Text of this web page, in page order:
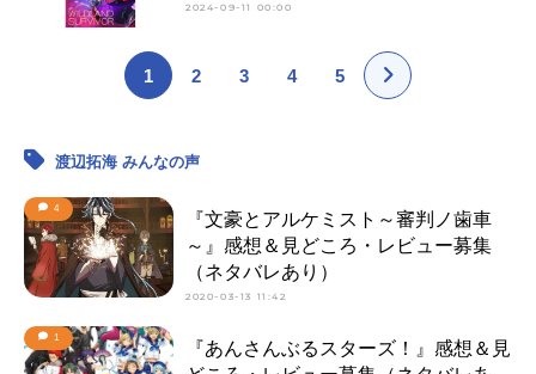
2024-09-11 00:00
1 2 3 4 5
渡辺拓海 みんなの声
4
『文豪とアルケミスト～審判ノ歯車
～』感想＆見どころ・レビュー募集
（ネタバレあり）
2020-03-13 11:42
1
『あんさんぶるスターズ！』感想＆見